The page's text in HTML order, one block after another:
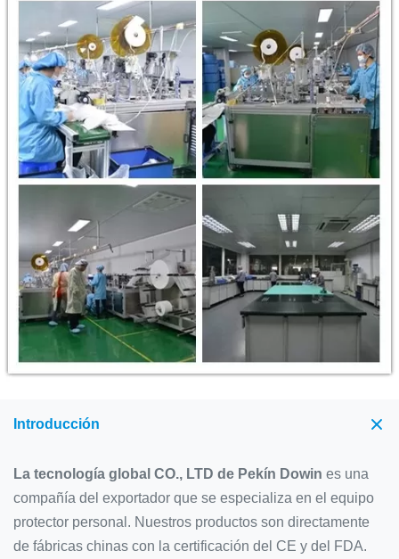
Introducción
La tecnología global CO., LTD de Pekín Dowin es una
compañía del exportador que se especializa en el equipo
protector personal. Nuestros productos son directamente
de fábricas chinas con la certificación del CE y del FDA.